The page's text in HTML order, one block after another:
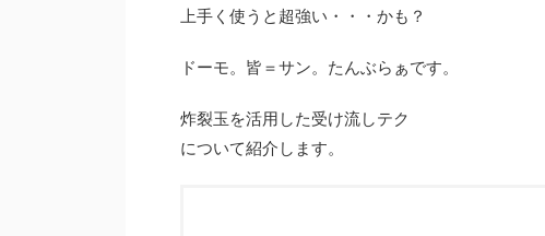
上手く使うと超強い・・・かも？
ドーモ。皆＝サン。たんぶらぁです。
炸裂玉を活用した受け流しテク
について紹介します。